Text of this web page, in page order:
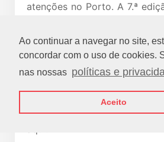
Ao continuar a navegar no site,
concordar com o uso de cookies.
nas nossas políticas e
Aceito
atenções no Porto. A 7.ª
Summit | Eu e os Meus
com mais de 200 pessoas
ontem na Fundação
Miranda. O evento
uma iniciativa que se
para quem procura navegar
complexo mundo dos